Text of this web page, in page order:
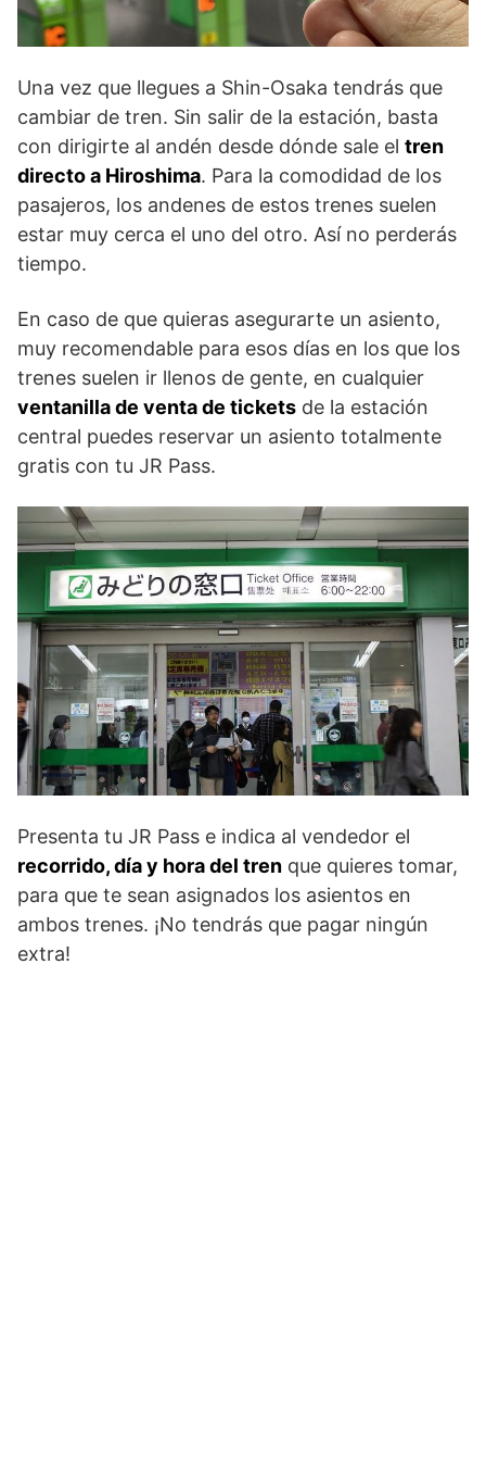
Una vez que llegues a Shin-Osaka tendrás que
cambiar de tren. Sin salir de la estación, basta
con dirigirte al andén desde dónde sale el tren
directo a Hiroshima. Para la comodidad de los
pasajeros, los andenes de estos trenes suelen
estar muy cerca el uno del otro. Así no perderás
tiempo.
En caso de que quieras asegurarte un asiento,
muy recomendable para esos días en los que los
trenes suelen ir llenos de gente, en cualquier
ventanilla de venta de tickets de la estación
central puedes reservar un asiento totalmente
gratis con tu JR Pass.
Presenta tu JR Pass e indica al vendedor el
recorrido, día y hora del tren que quieres tomar,
para que te sean asignados los asientos en
ambos trenes. ¡No tendrás que pagar ningún
extra!